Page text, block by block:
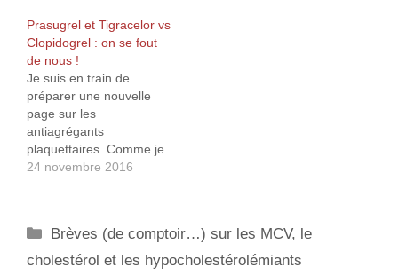
Ticagrelor). En gros, ces
nouveaux produits sont
légèrement plus efficaces
sur les thromboses, hélas
au prix d’une
augmentation des
saignements
hémorragiques (parfois
mortels…). Ils sont
Prasugrel et Tigracelor vs
Clopidogrel : on se fout
de nous !
Je suis en train de
préparer une nouvelle
page sur les
antiagrégants
plaquettaires. Comme je
m’y prends un peu dans
performances respectives
du Prasugrel (Efient) et
24 novembre 2016
Catégories
Brèves (de comptoir…) sur les MCV, le
cholestérol et les hypocholestérolémiants